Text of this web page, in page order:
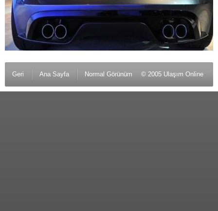
Geri Ana Sayfa Normal Görünüm © 2005 Ulaşım Online